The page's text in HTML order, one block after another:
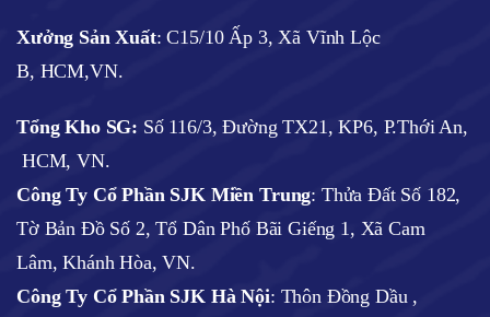
Xưởng Sản Xuất: C15/10 Ấp 3, Xã Vĩnh Lộc
B, HCM,VN.
Tổng Kho SG: Số 116/3, Đường TX21, KP6, P.Thới An,
HCM, VN.
Công Ty Cổ Phần SJK Miền Trung: Thửa Đất Số 182,
Tờ Bản Đồ Số 2, Tổ Dân Phố Bãi Giếng 1, Xã Cam
Lâm, Khánh Hòa, VN.
Công Ty Cổ Phần SJK Hà Nội: Thôn Đồng Dầu ,